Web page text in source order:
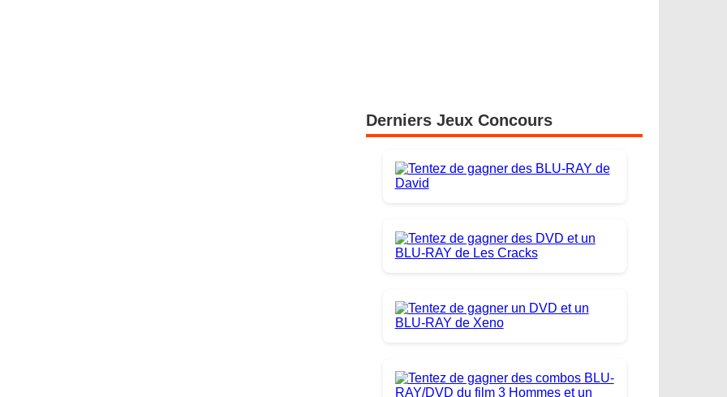
Derniers Jeux Concours